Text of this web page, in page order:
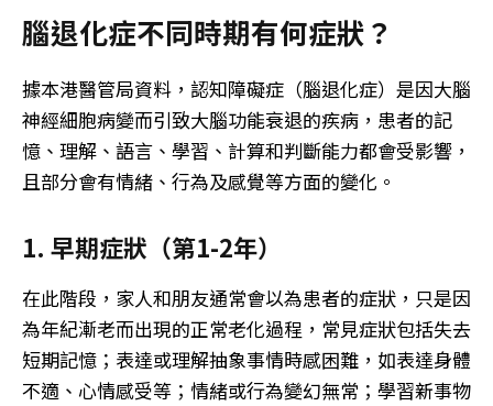
腦退化症不同時期有何症狀？
據本港醫管局資料，認知障礙症（腦退化症）是因大腦
神經細胞病變而引致大腦功能衰退的疾病，患者的記
憶、理解、語言、學習、計算和判斷能力都會受影響，
且部分會有情緒、行為及感覺等方面的變化。
1. 早期症狀（第1-2年）
在此階段，家人和朋友通常會以為患者的症狀，只是因
為年紀漸老而出現的正常老化過程，常見症狀包括失去
短期記憶；表達或理解抽象事情時感困難，如表達身體
不適、心情感受等；情緒或行為變幻無常；學習新事物